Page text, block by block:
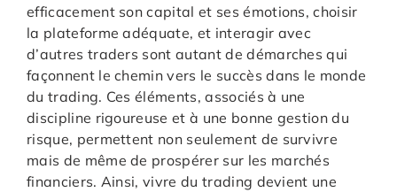
efficacement son capital et ses émotions, choisir
la plateforme adéquate, et interagir avec
d’autres traders sont autant de démarches qui
façonnent le chemin vers le succès dans le monde
du trading. Ces éléments, associés à une
discipline rigoureuse et à une bonne gestion du
risque, permettent non seulement de survivre
mais de même de prospérer sur les marchés
financiers. Ainsi, vivre du trading devient une